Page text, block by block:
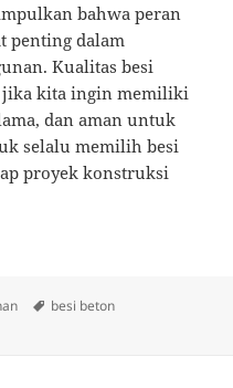
bahwa peran
penting dalam
Kualitas besi
jika kita ingin memiliki
dan aman untuk
selalu memilih besi
proyek konstruksi
Tags
besi beton